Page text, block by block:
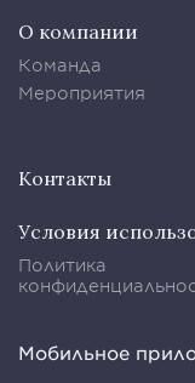
О компании
Команда
Мероприятия
Контакты
Условия
Политика
Мобильное